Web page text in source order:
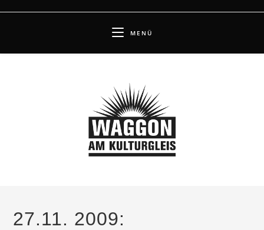
MENÜ
27.11. 2009: